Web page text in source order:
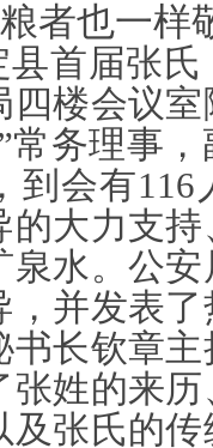
者也一样
县首届张
四楼会议
常务理事
到会有116
的大力支
泉水。公
，并发表
书长钦章
张姓的来
及张氏的